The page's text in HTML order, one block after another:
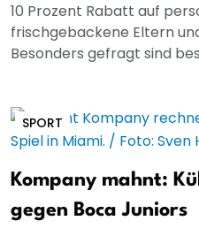
10 Prozent Rabatt auf
frischgebackene Eltern
Besonders gefragt sind
SPORT
Kompany mahnt:
gegen Boca Juniors